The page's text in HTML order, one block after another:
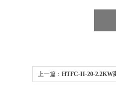
上一篇： HTFC-II-20-2.2KW